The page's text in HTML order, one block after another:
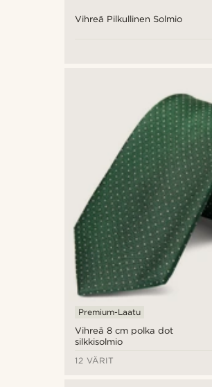
Vihreä Pilkullinen Solmio
Vihreä 8 cm polka dot
silkkisolmio
Premium-Laatu
12 VÄRIT